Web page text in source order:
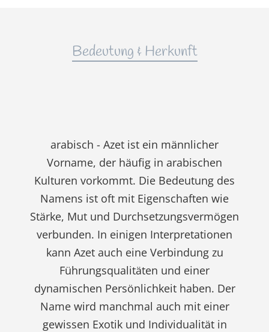
Bedeutung & Herkunft
arabisch - Azet ist ein männlicher
Vorname, der häufig in arabischen
Kulturen vorkommt. Die Bedeutung des
Namens ist oft mit Eigenschaften wie
Stärke, Mut und Durchsetzungsvermögen
verbunden. In einigen Interpretationen
kann Azet auch eine Verbindung zu
Führungsqualitäten und einer
dynamischen Persönlichkeit haben. Der
Name wird manchmal auch mit einer
gewissen Exotik und Individualität in